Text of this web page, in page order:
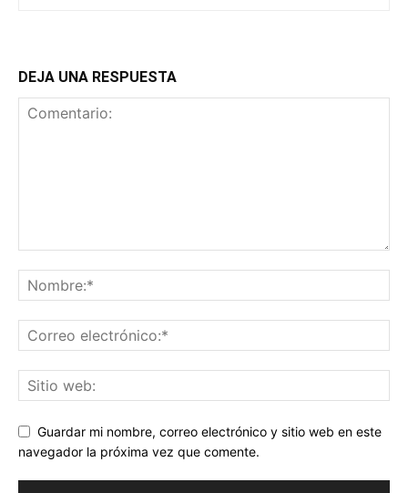
DEJA UNA RESPUESTA
Guardar mi nombre, correo electrónico y sitio web en este
navegador la próxima vez que comente.